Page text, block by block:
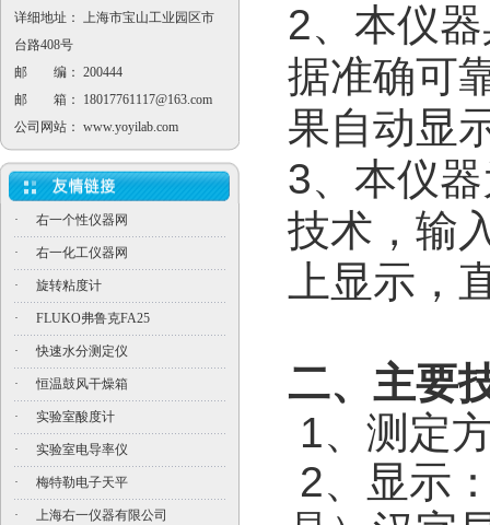
详细地址： 上海市宝山工业园区市
台路408号
邮 编： 200444
邮 箱：
18017761117@163.com
公司网站： www.yoyilab.com
· 右一个性仪器网
· 右一化工仪器网
· 旋转粘度计
· FLUKO弗鲁克FA25
· 快速水分测定仪
· 恒温鼓风干燥箱
· 实验室酸度计
· 实验室电导率仪
· 梅特勒电子天平
· 上海右一仪器有限公司
2、本仪
据准确可
果自动显
3、本仪
技术，输
上显示，
二、主要
1、测
2、